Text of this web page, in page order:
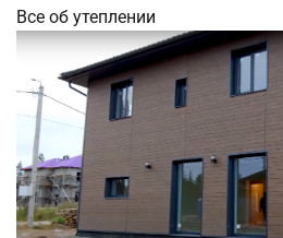
Все об утеплении